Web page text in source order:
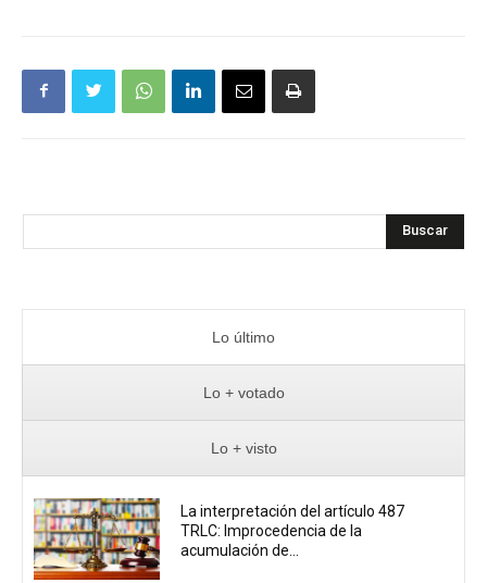
Buscar
Lo último
Lo + votado
Lo + visto
La interpretación del artículo 487
TRLC: Improcedencia de la
acumulación de...